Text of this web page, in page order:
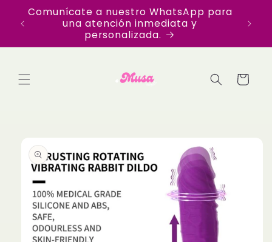
directamente
al contenido
Comunícate a nuestro WhatsApp para
una atención inmediata y
personalizada.
Carrito
información
del producto